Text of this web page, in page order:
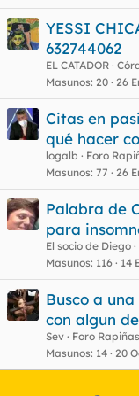
YESSI
632744062
EL CATADOR
Masunos 20 26
Citas en
qué hacer
logalb
Foro
Masunos 77 26
Palabra de
para
El socio de Diego
Masunos 116 14
Busco a
con algun
Sev
Foro Rapiñas
Masunos 14 20